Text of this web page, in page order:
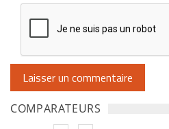
COMPARATEURS